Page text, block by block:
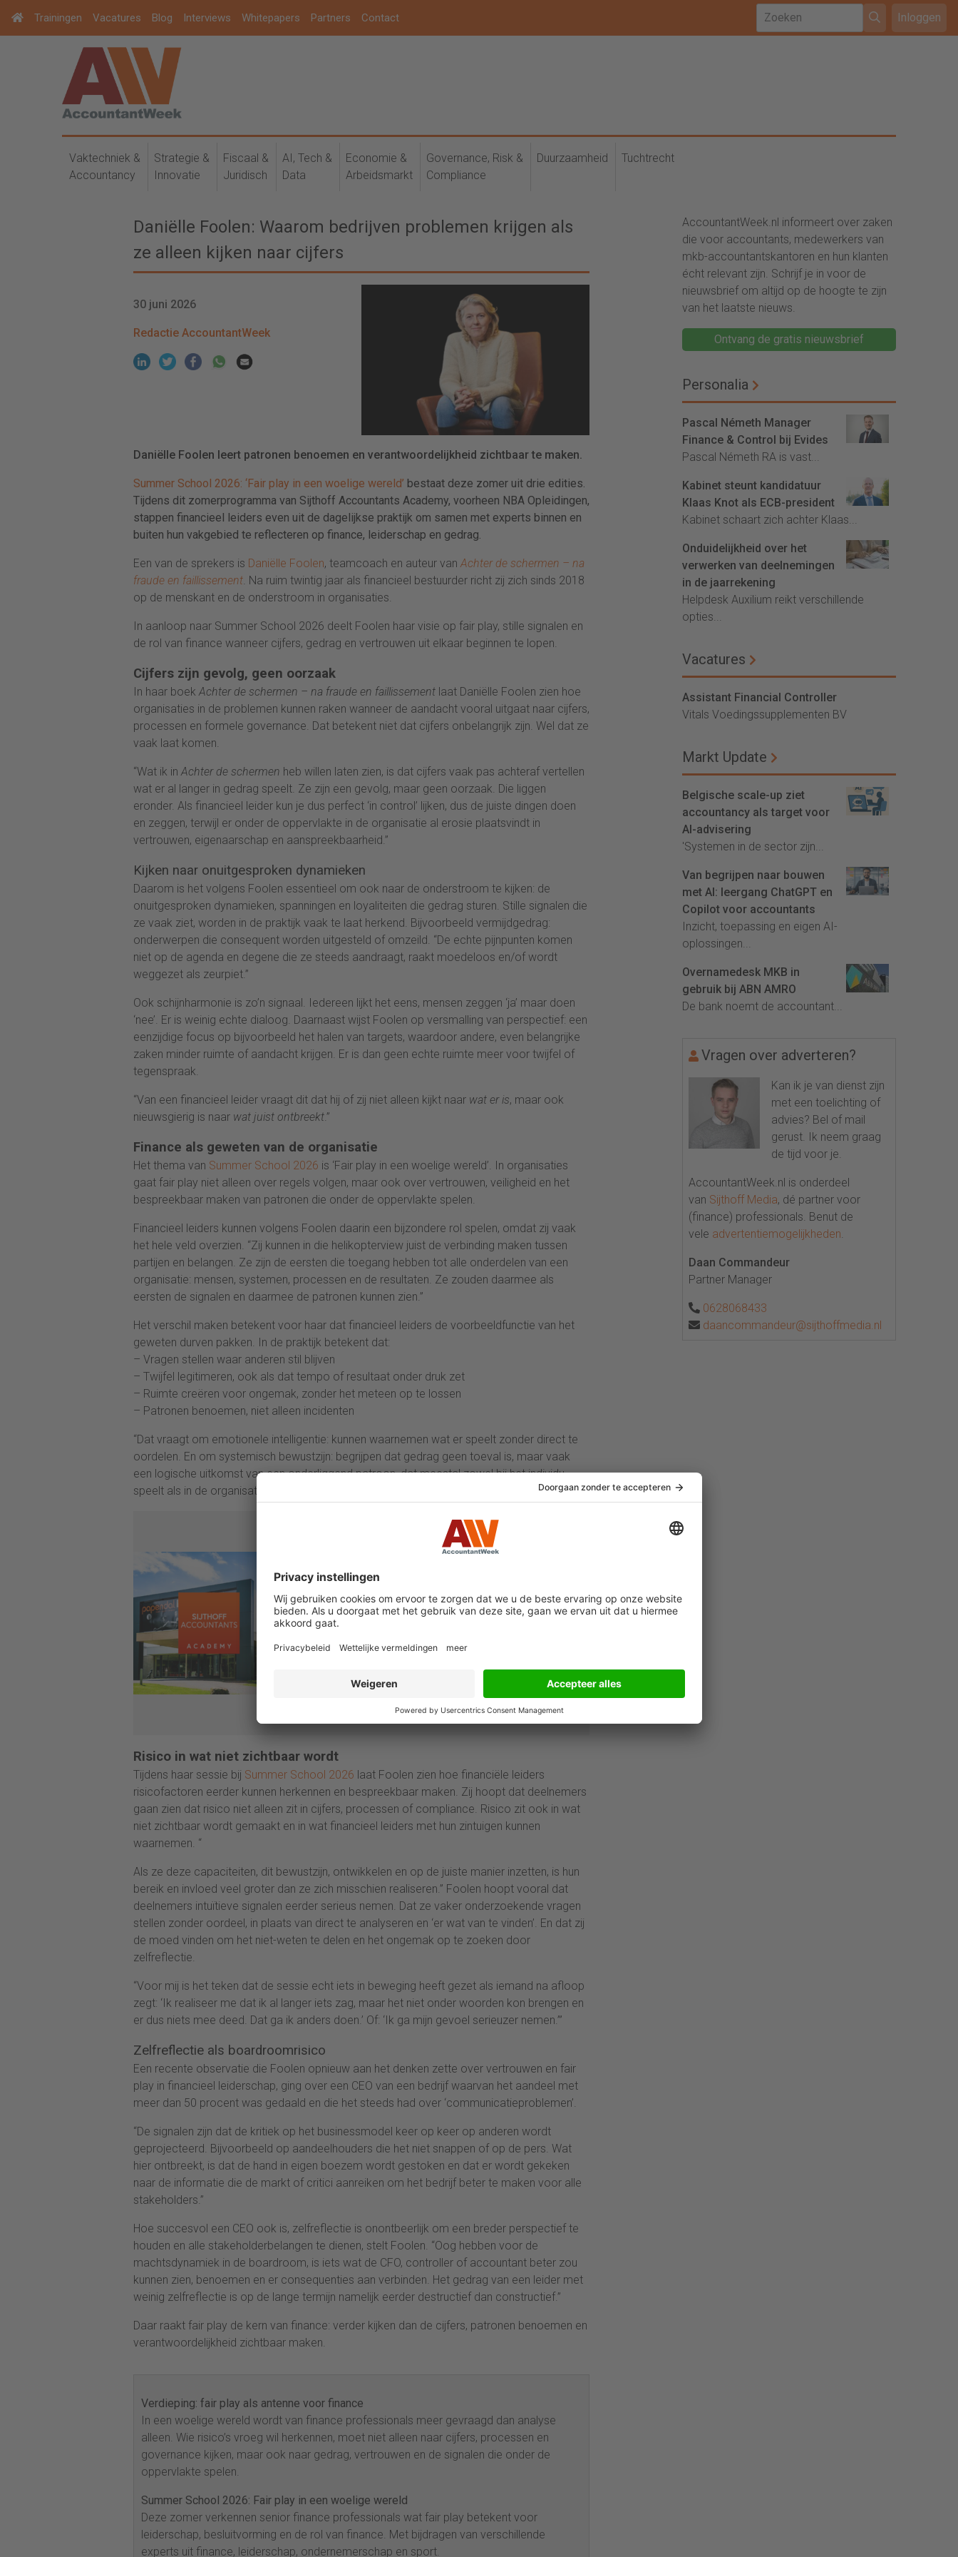
Trainingen Vacatures Blog Interviews Whitepapers Partners Contact Inloggen
Vaktechniek &
Accountancy
Strategie &
Innovatie
Fiscaal &
Juridisch
AI, Tech &
Data
Economie &
Arbeidsmarkt
Governance, Risk &
Compliance
Duurzaamheid Tuchtrecht
Daniëlle Foolen: Waarom bedrijven problemen krijgen als
ze alleen kijken naar cijfers
30 juni 2026
Redactie AccountantWeek
Daniëlle Foolen leert patronen benoemen en verantwoordelijkheid zichtbaar te maken.
Summer School 2026: ‘Fair play in een woelige wereld’ bestaat deze zomer uit drie edities.
Tijdens dit zomerprogramma van Sijthoff Accountants Academy, voorheen NBA Opleidingen,
stappen financieel leiders even uit de dagelijkse praktijk om samen met experts binnen en
buiten hun vakgebied te reflecteren op finance, leiderschap en gedrag.
Een van de sprekers is Daniëlle Foolen, teamcoach en auteur vanAchter de schermen – na
fraude en faillissement. Na ruim twintig jaar als financieel bestuurder richt zij zich sinds 2018
op de menskant en de onderstroom in organisaties.
In aanloop naar Summer School 2026 deelt Foolen haar visie op fair play, stille signalen en
de rol van finance wanneer cijfers, gedrag en vertrouwen uit elkaar beginnen te lopen.
Cijfers zijn gevolg, geen oorzaak
In haar boek Achter de schermen – na fraude en faillissement laat Daniëlle Foolen zien hoe
organisaties in de problemen kunnen raken wanneer de aandacht vooral uitgaat naar cijfers,
processen en formele governance. Dat betekent niet dat cijfers onbelangrijk zijn. Wel dat ze
vaak laat komen.
“Wat ik in Achter de schermen heb willen laten zien, is dat cijfers vaak pas achteraf vertellen
wat er al langer in gedrag speelt. Ze zijn een gevolg, maar geen oorzaak. Die liggen
eronder. Als financieel leider kun je dus perfect ‘in control’ lijken, dus de juiste dingen doen
en zeggen, terwijl er onder de oppervlakte in de organisatie al erosie plaatsvindt in
vertrouwen, eigenaarschap en aanspreekbaarheid.”
Kijken naar onuitgesproken dynamieken
Daarom is het volgens Foolen essentieel om ook naar de onderstroom te kijken: de
onuitgesproken dynamieken, spanningen en loyaliteiten die gedrag sturen. Stille signalen die
ze vaak ziet, worden in de praktijk vaak te laat herkend. Bijvoorbeeld vermijdgedrag:
onderwerpen die consequent worden uitgesteld of omzeild. “De echte pijnpunten komen
niet op de agenda en degene die ze steeds aandraagt, raakt moedeloos en/of wordt
weggezet als zeurpiet.”
Ook schijnharmonie is zo’n signaal. Iedereen lijkt het eens, mensen zeggen ‘ja’ maar doen
‘nee’. Er is weinig echte dialoog. Daarnaast wijst Foolen op versmalling van perspectief: een
eenzijdige focus op bijvoorbeeld het halen van targets, waardoor andere, even belangrijke
zaken minder ruimte of aandacht krijgen. Er is dan geen echte ruimte meer voor twijfel of
tegenspraak.
“Van een financieel leider vraagt dit dat hij of zij niet alleen kijkt naar wat er is, maar ook
nieuwsgierig is naar wat juist ontbreekt.”
Finance als geweten van de organisatie
Het thema van Summer School 2026 is ‘Fair play in een woelige wereld’. In organisaties
gaat fair play niet alleen over regels volgen, maar ook over vertrouwen, veiligheid en het
bespreekbaar maken van patronen die onder de oppervlakte spelen.
Financieel leiders kunnen volgens Foolen daarin een bijzondere rol spelen, omdat zij vaak
het hele veld overzien. “Zij kunnen in die helikopterview juist de verbinding maken tussen
partijen en belangen. Ze zijn de eersten die toegang hebben tot alle onderdelen van een
organisatie: mensen, systemen, processen en de resultaten. Ze zouden daarmee als
eersten de signalen en daarmee de patronen kunnen zien.”
Het verschil maken betekent voor haar dat financieel leiders de voorbeeldfunctie van het
geweten durven pakken. In de praktijk betekent dat:
– Vragen stellen waar anderen stil blijven
– Twijfel legitimeren, ook als dat tempo of resultaat onder druk zet
– Ruimte creëren voor ongemak, zonder het meteen op te lossen
– Patronen benoemen, niet alleen incidenten
“Dat vraagt om emotionele intelligentie: kunnen waarnemen wat er speelt zonder direct te
oordelen. En om systemisch bewustzijn: begrijpen dat gedrag geen toeval is, maar vaak
een logische uitkomst van een onderliggend patroon, dat meestal zowel bij het individu
speelt als in de organisatie.”
Summer School 2026: Fair play in een woelige
Hoe neem je als finance professional verantwoorde
besluiten in een wereld vol AI, geopolitieke spanningen en
complexe belangen? Ontdek in drie dagen hoe fair play
richting geeft aan leiderschap, besluitvorming en de
strategische rol van finance. Benieuwd naar alle data,
locaties en de complete line-up van toonaangevende
Bekijk alle data | Kies jouw editie
Risico in wat niet zichtbaar wordt
Tijdens haar sessie bij Summer School 2026 laat Foolen zien hoe financiële leiders
risicofactoren eerder kunnen herkennen en bespreekbaar maken. Zij hoopt dat deelnemers
gaan zien dat risico niet alleen zit in cijfers, processen of compliance. Risico zit ook in wat
niet zichtbaar wordt gemaakt en in wat financieel leiders met hun zintuigen kunnen
waarnemen. “
Als ze deze capaciteiten, dit bewustzijn, ontwikkelen en op de juiste manier inzetten, is hun
bereik en invloed veel groter dan ze zich misschien realiseren.” Foolen hoopt vooral dat
deelnemers intuïtieve signalen eerder serieus nemen. Dat ze vaker onderzoekende vragen
stellen zonder oordeel, in plaats van direct te analyseren en ‘er wat van te vinden’. En dat zij
de moed vinden om het niet-weten te delen en het ongemak op te zoeken door
zelfreflectie.
“Voor mij is het teken dat de sessie echt iets in beweging heeft gezet als iemand na afloop
zegt: ‘Ik realiseer me dat ik al langer iets zag, maar het niet onder woorden kon brengen en
er dus niets mee deed. Dat ga ik anders doen.’ Of: ‘Ik ga mijn gevoel serieuzer nemen.’”
Zelfreflectie als boardroomrisico
Een recente observatie die Foolen opnieuw aan het denken zette over vertrouwen en fair
play in financieel leiderschap, ging over een CEO van een bedrijf waarvan het aandeel met
meer dan 50 procent was gedaald en die het steeds had over ‘communicatieproblemen’.
“De signalen zijn dat de kritiek op het businessmodel keer op keer op anderen wordt
geprojecteerd. Bijvoorbeeld op aandeelhouders die het niet snappen of op de pers. Wat
hier ontbreekt, is dat de hand in eigen boezem wordt gestoken en dat er wordt gekeken
naar de informatie die de markt of critici aanreiken om het bedrijf beter te maken voor alle
stakeholders.”
Hoe succesvol een CEO ook is, zelfreflectie is onontbeerlijk om een breder perspectief te
houden en alle stakeholderbelangen te dienen, stelt Foolen. “Oog hebben voor de
machtsdynamiek in de boardroom, is iets wat de CFO, controller of accountant beter zou
kunnen zien, benoemen en er consequenties aan verbinden. Het gedrag van een leider met
weinig zelfreflectie is op de lange termijn namelijk eerder destructief dan constructief.”
Daar raakt fair play de kern van finance: verder kijken dan de cijfers, patronen benoemen en
verantwoordelijkheid zichtbaar maken.
Verdieping: fair play als antenne voor finance
In een woelige wereld wordt van finance professionals meer gevraagd dan analyse
alleen. Wie risico’s vroeg wil herkennen, moet niet alleen naar cijfers, processen en
governance kijken, maar ook naar gedrag, vertrouwen en de signalen die onder de
oppervlakte spelen.
Summer School 2026: Fair play in een woelige wereld
​​Deze zomer verkennen senior finance professionals wat fair play betekent voor
leiderschap, besluitvorming en de rol van finance. Met bijdragen van verschillende
experts uit finance, leiderschap, ondernemerschap en sport.
AccountantWeek.nl informeert over zaken
die voor accountants, medewerkers van
mkb-accountantskantoren en hun klanten
écht relevant zijn. Schrijf je in voor de
nieuwsbrief om altijd op de hoogte te zijn
van het laatste nieuws.
Ontvang de gratis nieuwsbrief
Personalia
Pascal Németh Manager
Finance & Control bij Evides
Pascal Németh RA is vast...
Kabinet steunt kandidatuur
Klaas Knot als ECB-president
Kabinet schaart zich achter Klaas...
Onduidelijkheid over het
verwerken van deelnemingen
in de jaarrekening
Helpdesk Auxilium reikt verschillende
opties...
Vacatures
Assistant Financial Controller
Vitals Voedingssupplementen BV
Markt Update
Belgische scale-up ziet
accountancy als target voor
AI-advisering
'Systemen in de sector zijn...
Van begrijpen naar bouwen
met AI: leergang ChatGPT en
Copilot voor accountants
Inzicht, toepassing en eigen AI-
oplossingen...
Overnamedesk MKB in
gebruik bij ABN AMRO
De bank noemt de accountant...
Vragen over adverteren?
Kan ik je van dienst zijn
met een toelichting of
advies? Bel of mail
gerust. Ik neem graag
de tijd voor je.
AccountantWeek.nl is onderdeel
van Sijthoff Media, dé partner voor
(finance) professionals. Benut de
vele advertentiemogelijkheden.
Daan Commandeur
Partner Manager
0628068433
daancommandeur@sijthoffmedia.nl